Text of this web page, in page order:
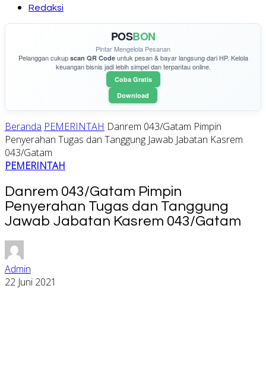
Redaksi
POSBON
Pintar Mengelola Pesanan
Pelanggan cukup scan QR Codeuntuk pesan & bayar langsung dari HP. Kelola
keuangan bisnis jadi lebih simpel dan terpantau online.
Coba Gratis
Download
Beranda PEMERINTAH Danrem 043/Gatam Pimpin
Penyerahan Tugas dan Tanggung Jawab Jabatan Kasrem
043/Gatam
PEMERINTAH
Danrem 043/Gatam Pimpin
Penyerahan Tugas dan Tanggung
Jawab Jabatan Kasrem 043/Gatam
Admin
22 Juni 2021